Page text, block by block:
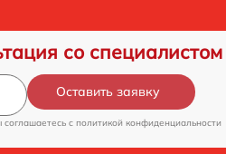
со специалистом
Оставить заявку
c политикой конфиденциальности